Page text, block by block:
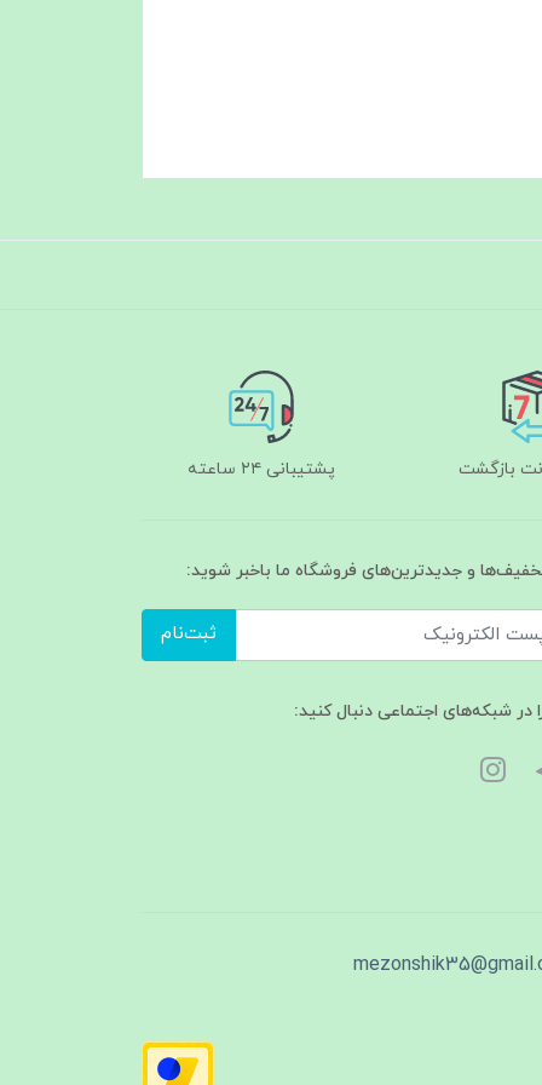
پشتیبانی ۲۴ ساعته
و جدیدترین‌های فروشگاه ما باخبر شوید:
ثبت‌نام
در شبکه‌های اجتماعی دنبال کنید: